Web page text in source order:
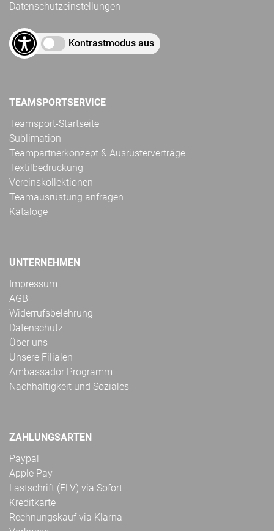
Datenschutzeinstellungen
Kontrastmodus aus
TEAMSPORTSERVICE
Teamsport-Startseite
Sublimation
Teampartnerkonzept & Ausrüsterverträge
Textilbedruckung
Vereinskollektionen
Teamausrüstung anfragen
Kataloge
UNTERNEHMEN
Impressum
AGB
Widerrufsbelehrung
Datenschutz
Über uns
Unsere Filialen
Ambassador Programm
Nachhaltigkeit und Soziales
ZAHLUNGSARTEN
Paypal
Apple Pay
Lastschrift (ELV) via Sofort
Kreditkarte
Rechnungskauf via Klarna